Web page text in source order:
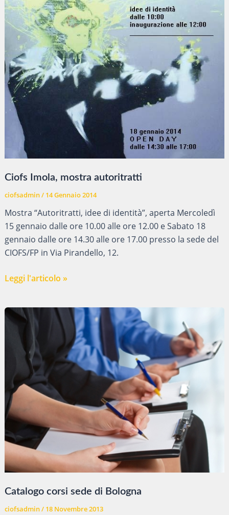
Ciofs Imola, mostra autoritratti
ciofsadmin/ 14 Gennaio 2014
Mostra “Autoritratti, idee di identità”, aperta Mercoledì
15 gennaio dalle ore 10.00 alle ore 12.00 e Sabato 18
gennaio dalle ore 14.30 alle ore 17.00 presso la sede del
CIOFS/FP in Via Pirandello, 12.
Ciofs
autoritratti
Leggi l'articolo »
Catalogo corsi sede di Bologna
ciofsadmin/ 18 Novembre 2013